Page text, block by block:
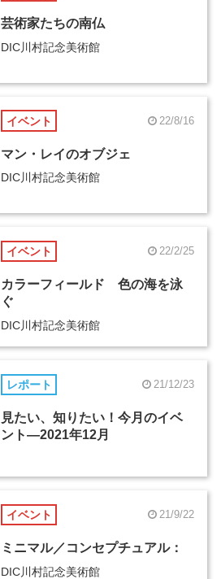
芸術家たちの南仏
DIC川村記念美術館
イベント 22/8/16
マン・レイのオブジェ
DIC川村記念美術館
イベント 22/2/25
カラーフィールド 色の海を泳
ぐ
DIC川村記念美術館
レポート 21/12/23
見たい、知りたい！今月のイベ
ント―2021年12月
イベント 21/9/22
ミニマル／コンセプチュアル：
DIC川村記念美術館